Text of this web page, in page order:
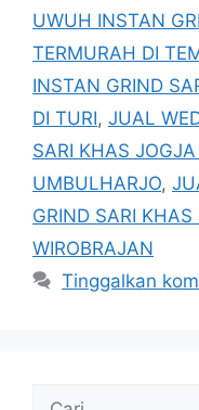
UWUH INSTAN
TERMURAH DI
INSTAN GRIND
DI TURI, JUAL
SARI KHAS
UMBULHARJO,
GRIND SARI
WIROBRAJAN
Tinggalkan